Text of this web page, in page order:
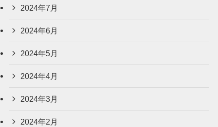
2024年7月
2024年6月
2024年5月
2024年4月
2024年3月
2024年2月